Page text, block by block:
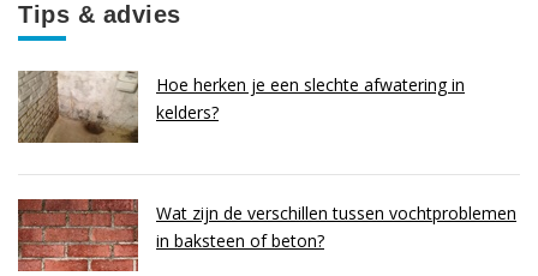
Tips & advies
Hoe herken je een slechte afwatering in
kelders?
Wat zijn de verschillen tussen vochtproblemen
in baksteen of beton?